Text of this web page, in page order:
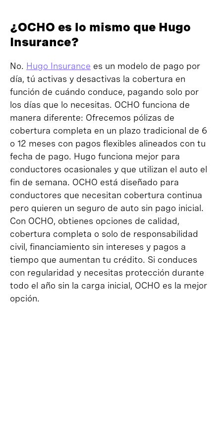
¿OCHO es lo mismo que Hugo
Insurance?
No. Hugo Insurance es un modelo de pago por
día, tú activas y desactivas la cobertura en
función de cuándo conduce, pagando solo por
los días que lo necesitas. OCHO funciona de
manera diferente: Ofrecemos pólizas de
cobertura completa en un plazo tradicional de 6
o 12 meses con pagos flexibles alineados con tu
fecha de pago. Hugo funciona mejor para
conductores ocasionales y que utilizan el auto el
fin de semana. OCHO está diseñado para
conductores que necesitan cobertura continua
pero quieren un seguro de auto sin pago inicial.
Con OCHO, obtienes opciones de calidad,
cobertura completa o solo de responsabilidad
civil, financiamiento sin intereses y pagos a
tiempo que aumentan tu crédito. Si conduces
con regularidad y necesitas protección durante
todo el año sin la carga inicial, OCHO es la mejor
opción.